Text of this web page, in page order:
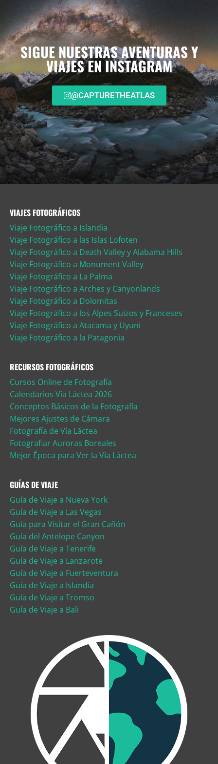
SIGUE NUESTRAS AVENTURAS Y
VIAJES EN INSTAGRAM
@CAPTURETHEATLAS
VIAJES FOTOGRÁFICOS
Viaje Fotográfico a Islandia
Viaje Fotográfico a las Islas Lofoten
Viaje Fotográfico a Death Valley y Alabama Hills
Viaje Fotográfico a Monument Valley
Viaje Fotográfico a La Palma
Viaje Fotográfico a Arches y Canyonlands
Viaje Fotográfico a Dolomitas
Viaje Fotográfico a los Alpes Suizos y Franceses
Viaje Fotográfico a Atacama y Uyuni
Viaje Fotográfico a la Patagonia
RECURSOS FOTOGRÁFICOS
Cursos Online de Fotografía
Calendarios Vía Láctea 2026
Conceptos Básicos de la Fotografía
Mejores Ajustes de Cámara
Fotografía de Vía Láctea
Fotografiar Auroras Boreales
Mejor Época para Ver la Vía Láctea
GUÍAS DE VIAJE
Guía de Viaje a Nueva York
Guía de Viaje a Las Vegas
Guía para Visitar el Gran Cañón
Guía del Antelope Canyon
Guía de Viaje a Tenerife
Guía de Viaje a Lanzarote
Guía de Viaje a Fuerteventura
Guía de Viaje a Islandia
Guía de Viaje a Tromso
Guía de Viaje a Bali